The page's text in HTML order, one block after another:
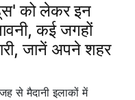
को लेकर इन
कई जगहों
जानें अपने शहर
से मैदानी इलाकों में